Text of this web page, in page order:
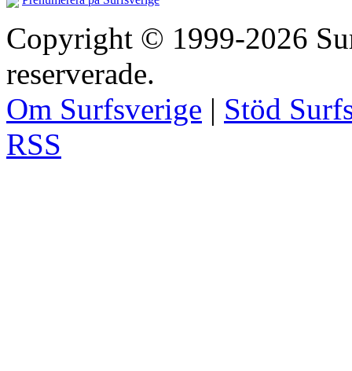
Copyright © 1999-2026
reserverade.
Om Surfsverige | Stöd
RSS